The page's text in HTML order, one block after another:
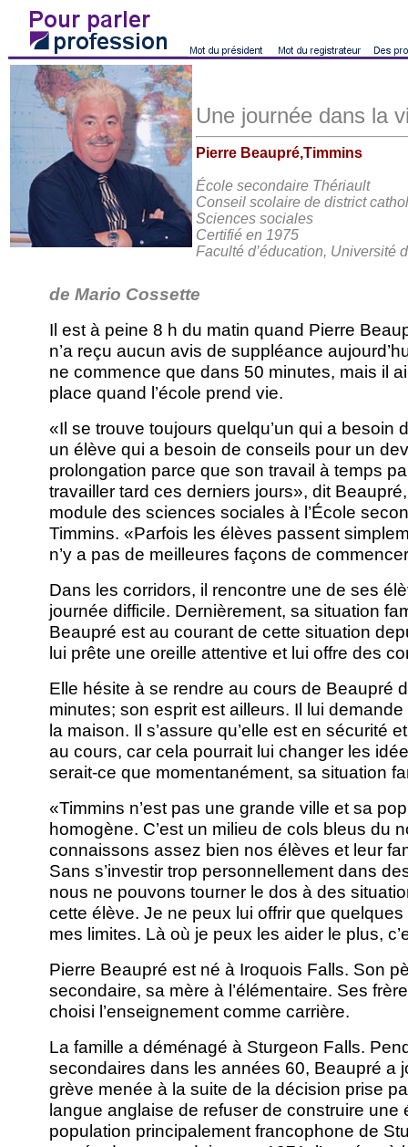
Une journée dans la
Pierre Beaupré,Timmins
École secondaire Thériault
Conseil scolaire de district
Sciences sociales
Certifié en 1975
Faculté d’éducation, Université
de Mario Cossette
Il est à peine 8 h du matin quand Pierre
n’a reçu aucun avis de suppléance
ne commence que dans 50 minutes, mais il
place quand l’école prend vie.
«Il se trouve toujours quelqu’un qui a besoin
un élève qui a besoin de conseils pour un
prolongation parce que son travail à temps
travailler tard ces derniers jours», dit
module des sciences sociales à l’École
Timmins. «Parfois les élèves passent
n’y a pas de meilleures façons de
Dans les corridors, il rencontre une de ses
journée difficile. Dernièrement, sa situation
Beaupré est au courant de cette situation
lui prête une oreille attentive et lui offre des
Elle hésite à se rendre au cours de Beaupré
minutes; son esprit est ailleurs. Il lui demande
la maison. Il s’assure qu’elle est en sécurité
au cours, car cela pourrait lui changer les
serait-ce que momentanément, sa situation
«Timmins n’est pas une grande ville et sa
homogène. C’est un milieu de cols bleus du
connaissons assez bien nos élèves et leur
Sans s’investir trop personnellement dans
nous ne pouvons tourner le dos à des
cette élève. Je ne peux lui offrir que
mes limites. Là où je peux les aider le plus,
Pierre Beaupré est né à Iroquois Falls. Son
secondaire, sa mère à l’élémentaire. Ses
choisi l’enseignement comme carrière.
La famille a déménagé à Sturgeon Falls.
secondaires dans les années 60, Beaupré a
grève menée à la suite de la décision prise
langue anglaise de refuser de construire une
population principalement francophone de